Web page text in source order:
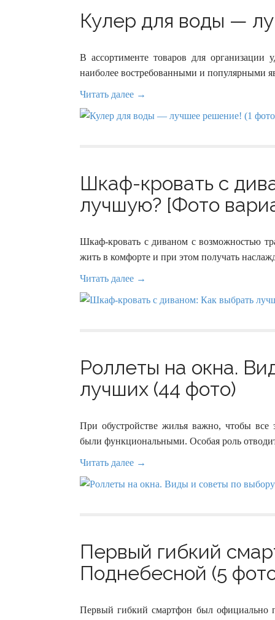
Кулер для воды —
В ассортименте товаров для
наиболее востребованными и популярными
Читать далее →
Шкаф-кровать с
лучшую? [Фото
Шкаф-кровать с диваном с возможностью
жить в комфорте и при этом получать
Читать далее →
Роллеты на окна.
лучших (44 фото)
При обустройстве жилья важно, чтобы все
были функциональными. Особая роль
Читать далее →
Первый гибкий
Поднебесной (5
Первый гибкий смартфон был официально